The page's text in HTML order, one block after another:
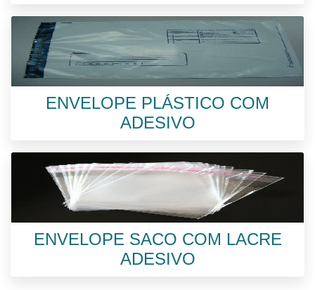
ENVELOPE PLÁSTICO COM
ADESIVO
ENVELOPE SACO COM LACRE
ADESIVO